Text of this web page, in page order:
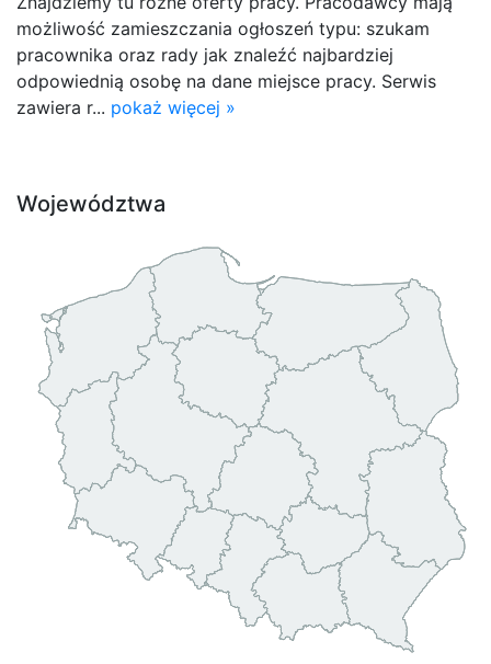
możliwość zamieszczania ogłoszeń typu: szukam
pracownika oraz rady jak znaleźć najbardziej
odpowiednią osobę na dane miejsce pracy. Serwis
zawiera r... pokaż więcej »
Województwa